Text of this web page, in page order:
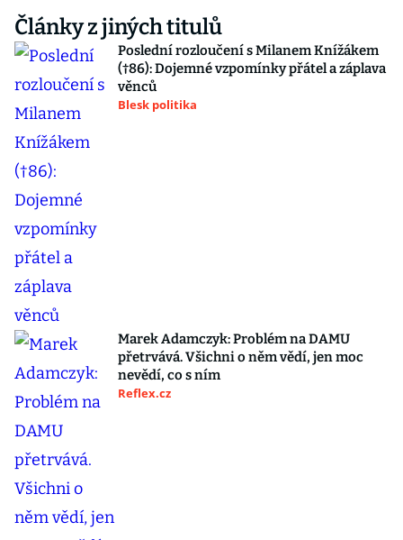
Články z jiných titulů
Poslední rozloučení s Milanem Knížákem
(†86): Dojemné vzpomínky přátel a záplava
věnců
Blesk politika
Marek Adamczyk: Problém na DAMU
přetrvává. Všichni o něm vědí, jen moc
nevědí, co s ním
Reflex.cz